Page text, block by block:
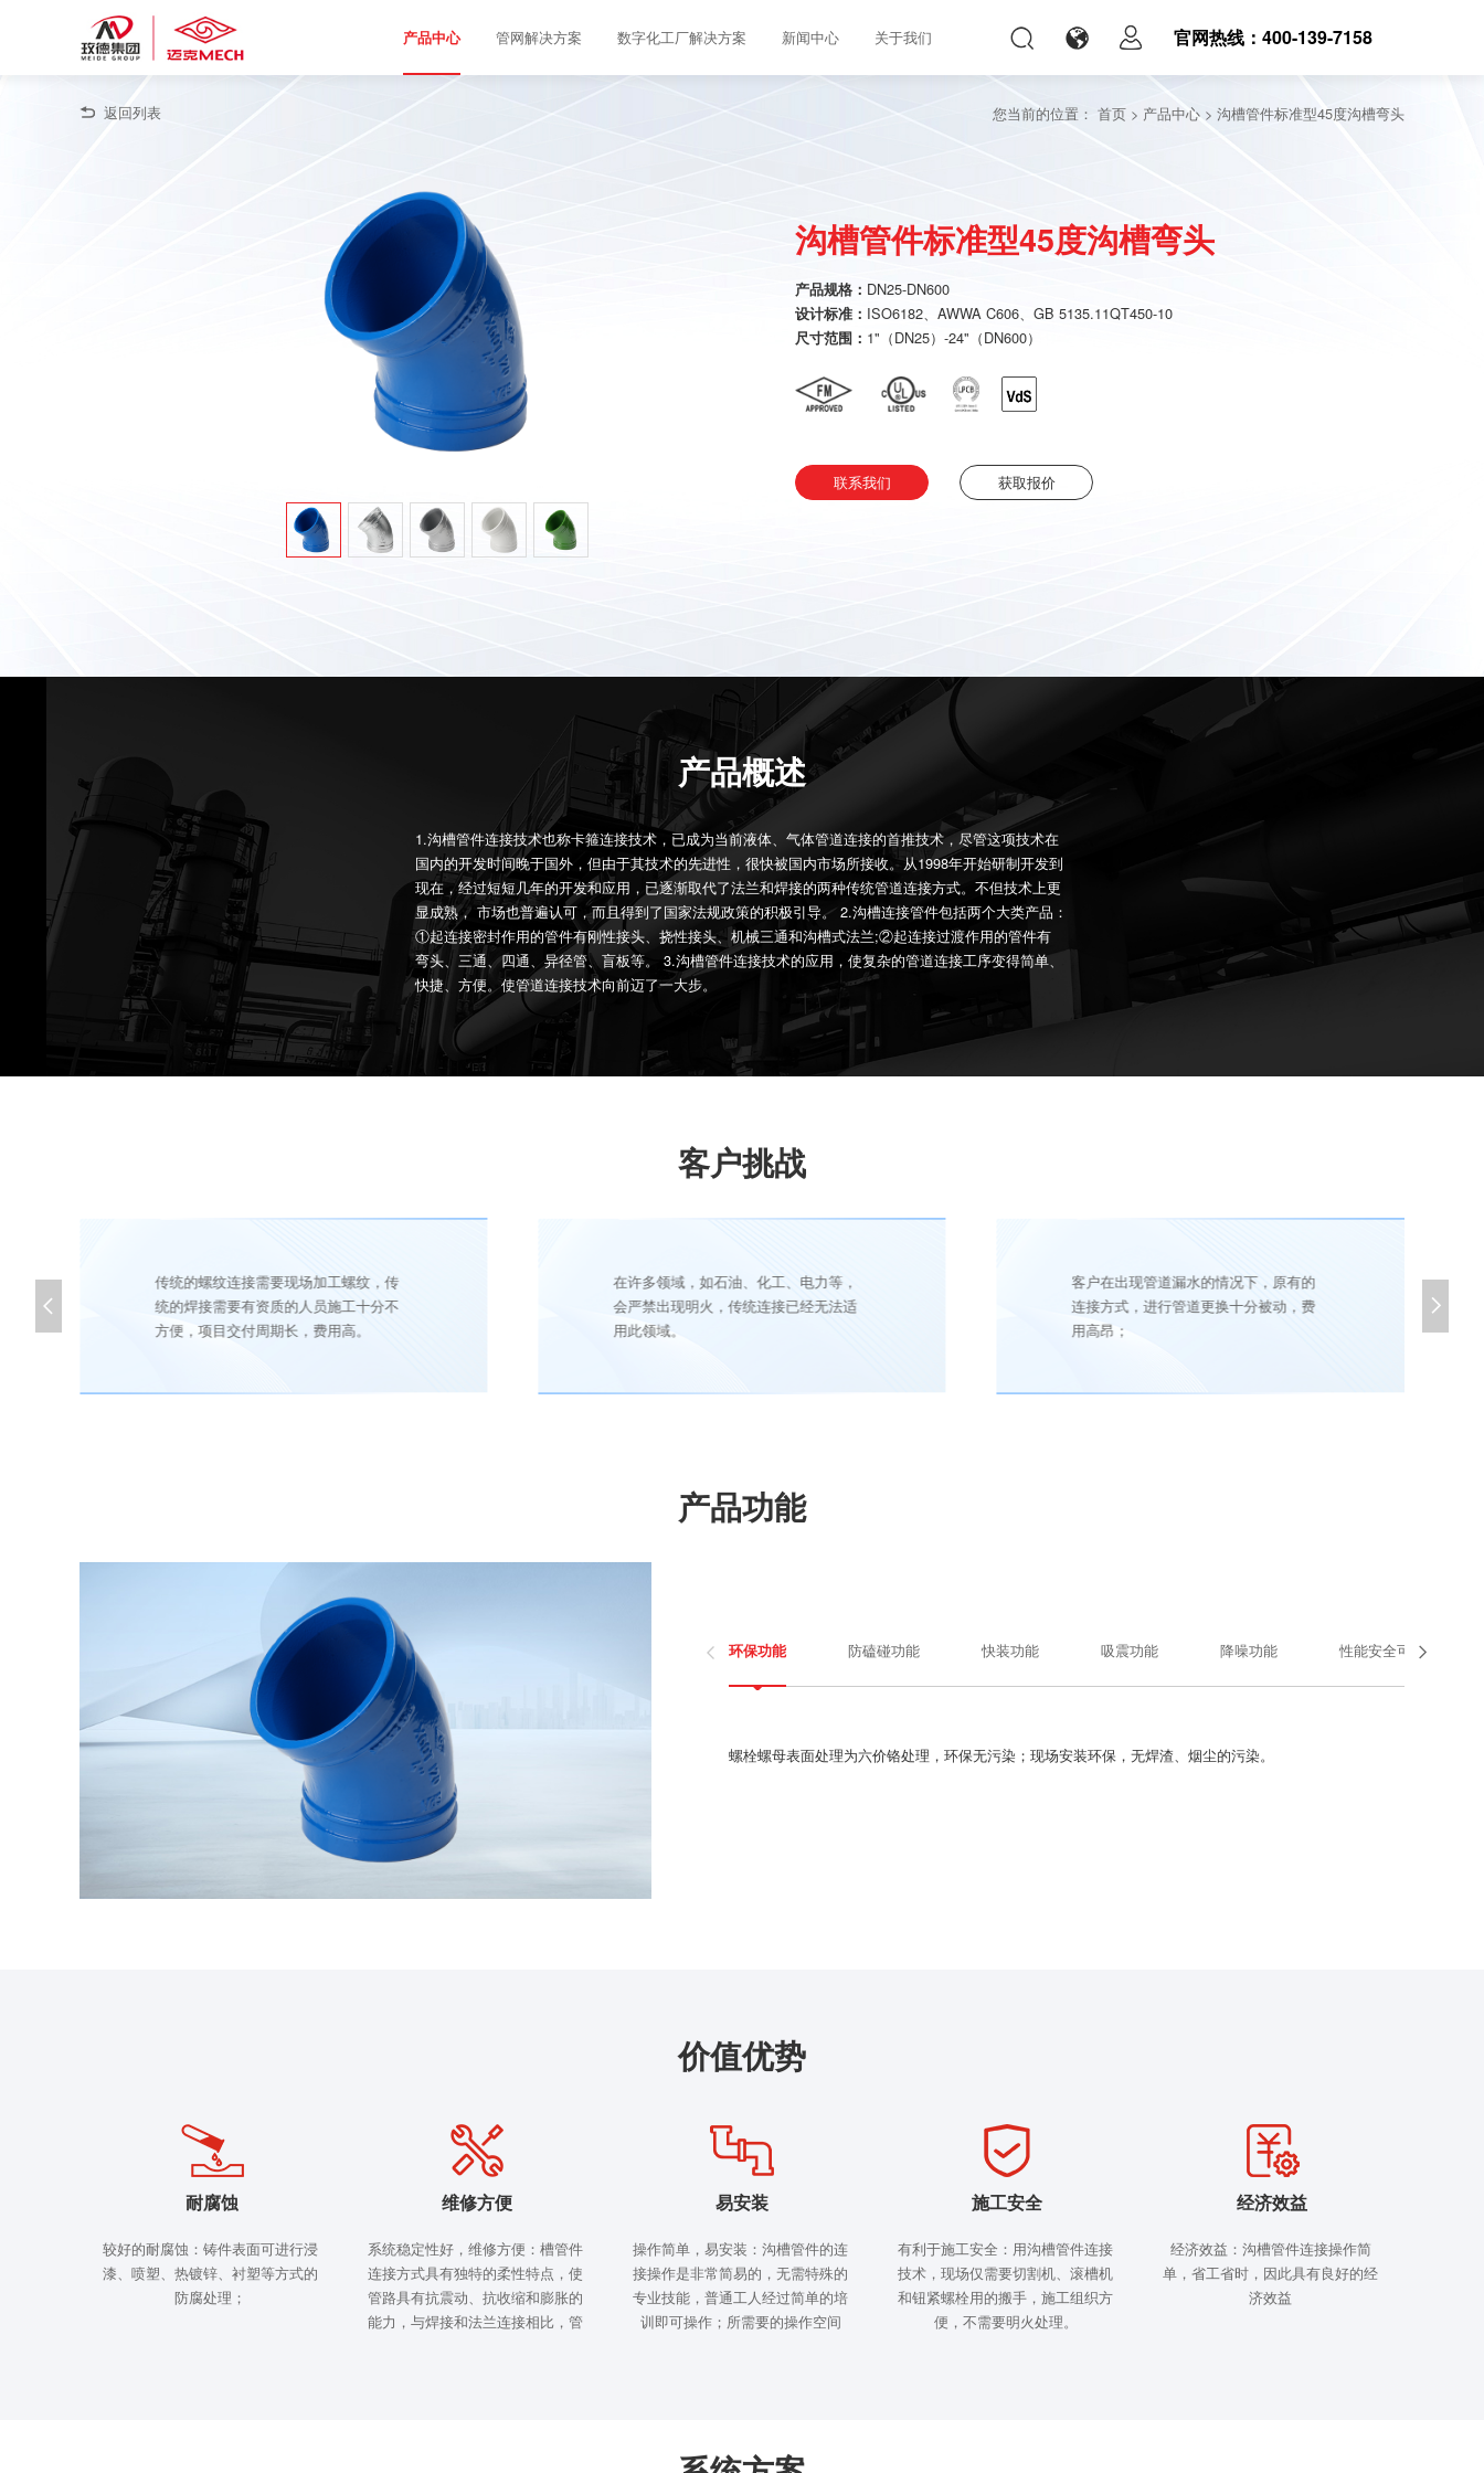
官网热线：400-139-7158
产品中心 管网解决方案 数字化工厂解决方案 新闻中心 关于我们
您当前的位置： 首页 > 产品中心 > 沟槽管件标准型45度沟槽弯头
返回列表
沟槽管件标准型45度沟槽弯头
产品规格： DN25-DN600
设计标准： ISO6182、AWWA C606、GB 5135.11QT450-10
尺寸范围： 1"（DN25）-24"（DN600）
联系我们 获取报价
产品概述
1.沟槽管件连接技术也称卡箍连接技术，已成为当前液体、气体管道连接的首推技术，尽管这项技术在
国内的开发时间晚于国外，但由于其技术的先进性，很快被国内市场所接收。从1998年开始研制开发到
现在，经过短短几年的开发和应用，已逐渐取代了法兰和焊接的两种传统管道连接方式。不但技术上更
显成熟， 市场也普遍认可，而且得到了国家法规政策的积极引导。 2.沟槽连接管件包括两个大类产品：
①起连接密封作用的管件有刚性接头、挠性接头、机械三通和沟槽式法兰;②起连接过渡作用的管件有
弯头、三通、四通、异径管、盲板等。 3.沟槽管件连接技术的应用，使复杂的管道连接工序变得简单、
快捷、方便。使管道连接技术向前迈了一大步。
客户挑战
传统的螺纹连接需要现场加工螺纹，传
统的焊接需要有资质的人员施工十分不
方便，项目交付周期长，费用高。
在许多领域，如石油、化工、电力等，
会严禁出现明火，传统连接已经无法适
用此领域。
客户在出现管道漏水的情况下，原有的
连接方式，进行管道更换十分被动，费
用高昂；


产品功能
环保功能 防磕碰功能 快装功能 吸震功能 降噪功能 性能安全可靠


螺栓螺母表面处理为六价铬处理，环保无污染；现场安装环保，无焊渣、烟尘的污染。
价值优势
耐腐蚀
较好的耐腐蚀：铸件表面可进行浸
漆、喷塑、热镀锌、衬塑等方式的
防腐处理；
维修方便
系统稳定性好，维修方便：槽管件
连接方式具有独特的柔性特点，使
管路具有抗震动、抗收缩和膨胀的
能力，与焊接和法兰连接相比，管
易安装
操作简单，易安装：沟槽管件的连
接操作是非常简易的，无需特殊的
专业技能，普通工人经过简单的培
训即可操作；所需要的操作空间
施工安全
有利于施工安全：用沟槽管件连接
技术，现场仅需要切割机、滚槽机
和钮紧螺栓用的搬手，施工组织方
便，不需要明火处理。
经济效益
经济效益：沟槽管件连接操作简
单，省工省时，因此具有良好的经
济效益